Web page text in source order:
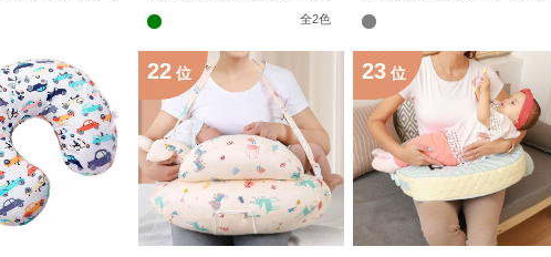
全2色
22 位 23 位